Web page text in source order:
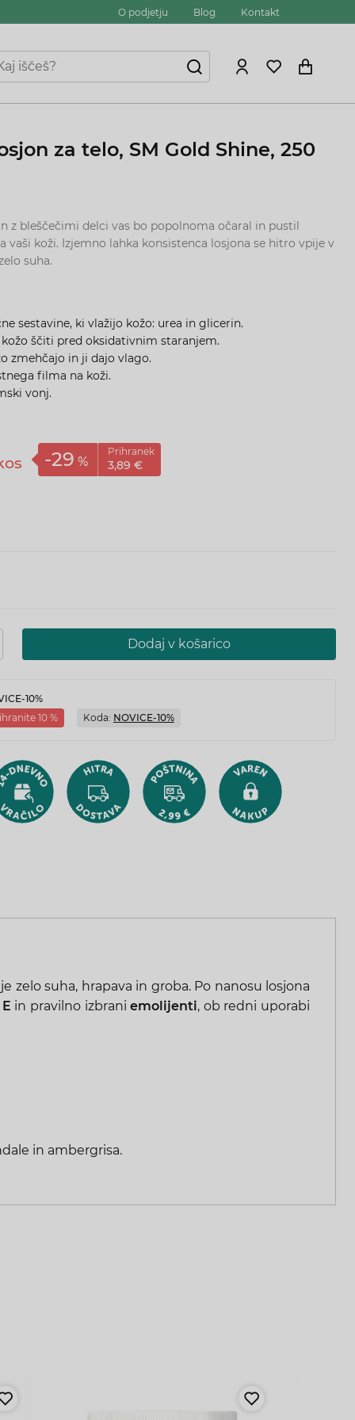
O podjetju Blog Kontakt
za telo, SM Gold Shine, 250
z bleščečimi delci vas bo popolnoma očaral in pustil
vaši koži. Izjemno lahka konsistenca losjona se hitro vpije v
suha.
sestavine, ki vlažijo kožo: urea in glicerin.
ščiti pred oksidativnim staranjem.
zmehčajo in ji dajo vlago.
filma na koži.
vonj.
-29 %
Prihranek
3,89 €
Dodaj v košarico
10%
10 %
Koda: NOVICE-10%
zelo suha, hrapava in groba. Po nanosu losjona
in pravilno izbraniemolijenti, ob redni uporabi
in ambergrisa.